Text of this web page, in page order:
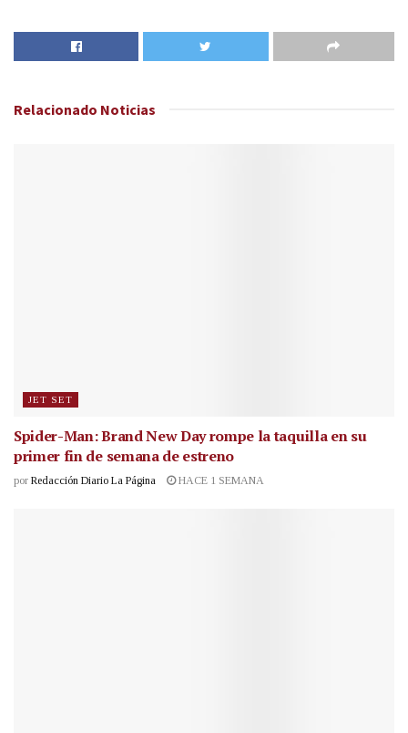
Relacionado Noticias
JET SET
Spider-Man: Brand New Day rompe la taquilla en su
primer fin de semana de estreno
por Redacción Diario La Página HACE 1 SEMANA